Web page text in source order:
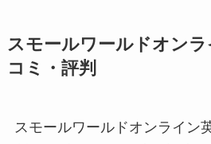
スモールワールドオンラ
コミ・評判
スモールワールドオンライン